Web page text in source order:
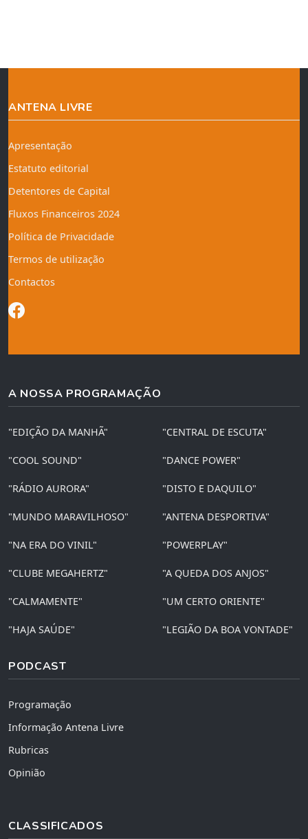
ANTENA LIVRE
Apresentação
Estatuto editorial
Detentores de Capital
Fluxos Financeiros 2024
Política de Privacidade
Termos de utilização
Contactos
A NOSSA PROGRAMAÇÃO
"EDIÇÃO DA MANHÃ" "CENTRAL DE ESCUTA"
"COOL SOUND" "DANCE POWER"
"RÁDIO AURORA" "DISTO E DAQUILO"
"MUNDO MARAVILHOSO" "ANTENA DESPORTIVA"
"NA ERA DO VINIL" "POWERPLAY"
"CLUBE MEGAHERTZ" "A QUEDA DOS ANJOS"
"CALMAMENTE" "UM CERTO ORIENTE"
"HAJA SAÚDE" "LEGIÃO DA BOA VONTADE"
PODCAST
Programação
Informação Antena Livre
Rubricas
Opinião
CLASSIFICADOS